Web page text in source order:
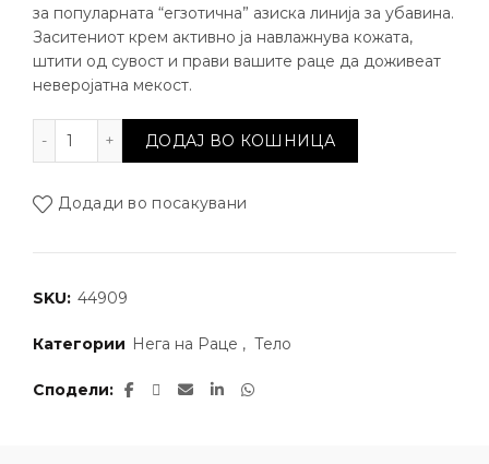
за популарната “егзотична” азиска линија за убавина.
Заситениот крем активно ја навлажнува кожата,
штити од сувост и прави вашите раце да доживеат
неверојатна мекост.
Крема за раце - Гоџи Шамбала, 80гр количина
ДОДАЈ ВО КОШНИЦА
Додади во посакувани
SKU: 44909
Категории Нега на Раце , Тело
Сподели